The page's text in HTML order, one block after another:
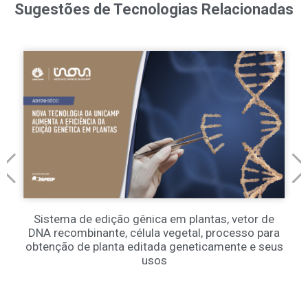
Sugestões de Tecnologias Relacionadas
Sistema de edição gênica em plantas, vetor de
DNA recombinante, célula vegetal, processo para
obtenção de planta editada geneticamente e seus
usos